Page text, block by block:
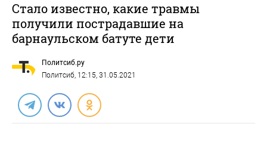
Стало известно, какие травмы
получили пострадавшие на
барнаульском батуте дети
Политсиб.ру
Политсиб, 12:15, 31.05.2021